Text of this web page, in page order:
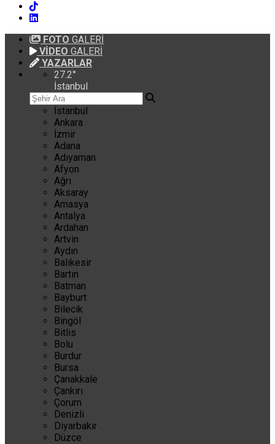
FOTO GALERİ
VİDEO GALERİ
YAZARLAR
27.2°
İstanbul
İstanbul
Ankara
İzmir
Adana
Adıyaman
Afyon
Ağrı
Aksaray
Amasya
Antalya
Ardahan
Artvin
Aydın
Balıkesir
Bartın
Batman
Bayburt
Bilecik
Bingöl
Bitlis
Bolu
Burdur
Bursa
Çanakkale
Çankırı
Çorum
Denizli
Diyarbakır
Düzce